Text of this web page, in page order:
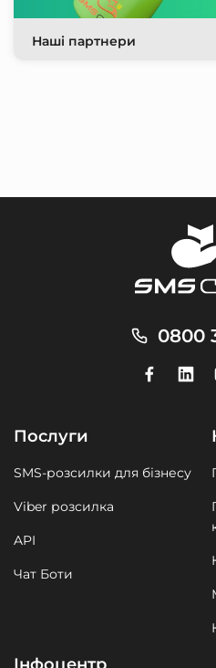
Наші партнери
0800
Послуги
SMS-розсилки для бізнесу
Viber розсилка
API
Чат Боти